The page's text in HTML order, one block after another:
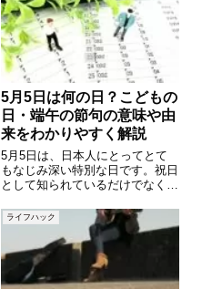
5月5日は何の日？こどもの
日・端午の節句の意味や由
来をわかりやすく解説
5月5日は、日本人にとってとて
もなじみ深い特別な日です。祝日
として知られているだけでなく、
習も多く、子どもの成長や健康を
願う意味が込められています。本
記事では、5月5日が「何の日」
なのかを中心に、由来や歴史、行
ライフハック